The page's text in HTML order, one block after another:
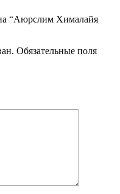
“Аюрслим Хималайя
Обязательные поля